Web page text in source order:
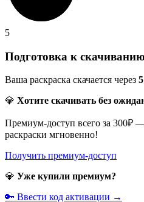
5
Подготовка к
Ваша раскраска скачается через 5
💎 Хотите скачивать без
Премиум-доступ всего за 300₽
раскраски мгновенно!
Получить премиум-доступ
💎 Уже купили премиум?
🔑 Ввести код активации →